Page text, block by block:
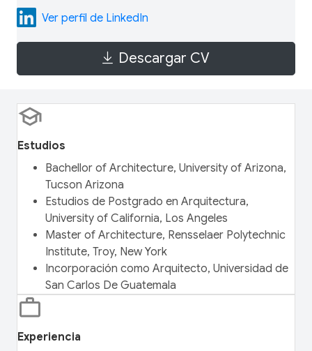
Ver perfil de LinkedIn
Descargar CV
Estudios
Bachellor of Architecture, University of Arizona,
Tucson Arizona
Estudios de Postgrado en Arquitectura,
University of California, Los Angeles
Master of Architecture, Rensselaer Polytechnic
Institute, Troy, New York
Incorporación como Arquitecto, Universidad de
San Carlos De Guatemala
Experiencia